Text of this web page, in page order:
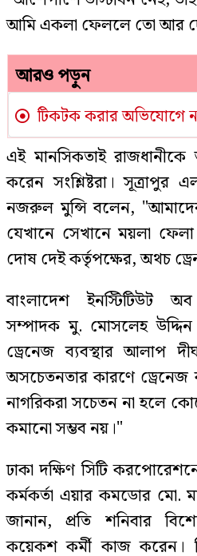
আমি একলা ফেললে তো আর
আরও পড়ুন
টিকটক করার অভিযোগে
এই মানসিকতাই
করেন সংশ্লিষ্টরা। সূত্রাপুর
নজরুল মুন্সি বলেন,
যেখানে সেখানে ময়লা
দোষ দেই কর্তৃপক্ষের, অথচ
বাংলাদেশ ইনস্টিটিউট অব
সম্পাদক মু. মোসলেহ
ড্রেনেজ ব্যবস্থার আলাপ
অসচেতনতার কারণে ড্রেনেজ
নাগরিকরা সচেতন না হলে
কমানো সম্ভব নয়।"
ঢাকা দক্ষিণ সিটি
কর্মকর্তা এয়ার কমডোর মো.
জানান, প্রতি শনিবার
কয়েকশ কর্মী কাজ করেন।